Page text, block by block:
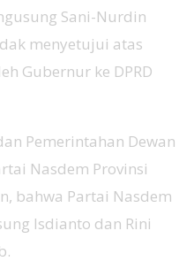
Sani-Nurdin
menyetujui atas
Gubernur ke DPRD
Pemerintahan Dewan
Nasdem Provinsi
bahwa Partai Nasdem
Isdianto dan Rini